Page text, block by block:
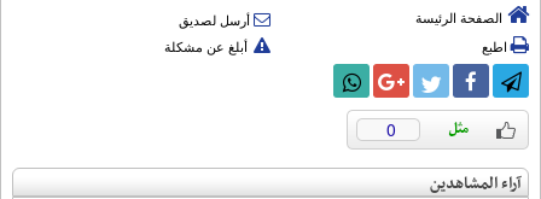
الصفحة الرئيسة
أرسل لصديق
اطبع
أبلغ عن مشكلة
0
آراء المشاهدين